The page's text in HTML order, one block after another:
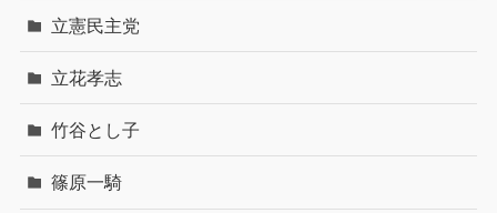
立憲民主党
立花孝志
竹谷とし子
篠原一騎